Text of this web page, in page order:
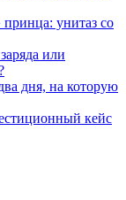
унитаз со
или
дня, на которую
кейс